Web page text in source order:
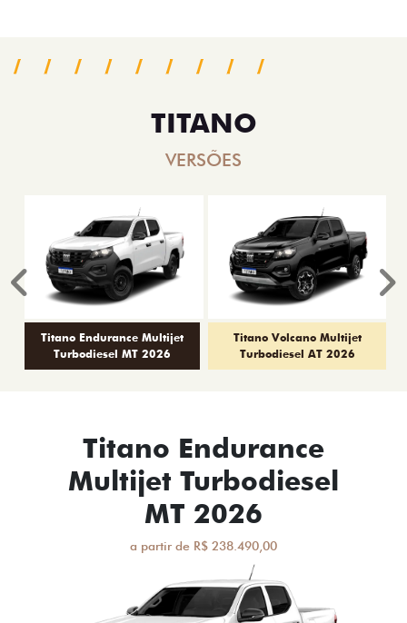
TITANO
VERSÕES
Titano Endurance Multijet
Turbodiesel MT 2026
Titano Volcano Multijet
Turbodiesel AT 2026
Anterior
Titano Endurance
Multijet Turbodiesel
MT 2026
a partir de R$ 238.490,00